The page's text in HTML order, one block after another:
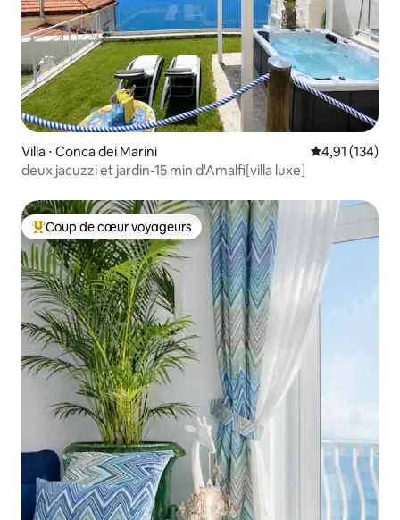
Villa ⋅ Conca dei Marini Évaluation
4,91 (134)
deux jacuzzi et jardin-15 min d'Amalfi[villa luxe]
Coups de cœur voyageurs les plus appréciés
Coup de cœur voyageurs